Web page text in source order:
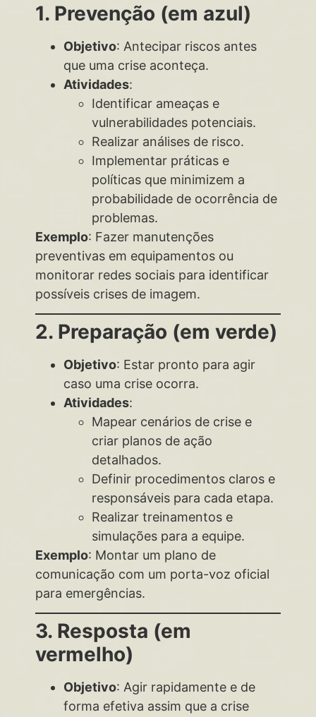
1. Prevenção (em azul)
Objetivo: Antecipar riscos antes
que uma crise aconteça.
Atividades:
Identificar ameaças e
vulnerabilidades potenciais.
Realizar análises de risco.
Implementar práticas e
políticas que minimizem a
probabilidade de ocorrência de
problemas.
Exemplo: Fazer manutenções
preventivas em equipamentos ou
monitorar redes sociais para identificar
possíveis crises de imagem.
2. Preparação (em verde)
Objetivo: Estar pronto para agir
caso uma crise ocorra.
Atividades:
Mapear cenários de crise e
criar planos de ação
detalhados.
Definir procedimentos claros e
responsáveis para cada etapa.
Realizar treinamentos e
simulações para a equipe.
Exemplo: Montar um plano de
comunicação com um porta-voz oficial
para emergências.
3. Resposta (em
vermelho)
Objetivo: Agir rapidamente e de
forma efetiva assim que a crise